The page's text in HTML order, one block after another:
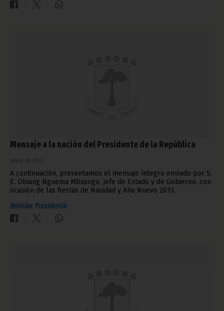
Mensaje a la nación del Presidente de la República
enero 01, 2013
A continuación, presentamos el mensaje íntegro enviado por S.
E. Obiang Nguema Mbasogo, Jefe de Estado y de Gobierno, con
ocasión de las fiestas de Navidad y Año Nuevo 2013.
Noticias Presidencia